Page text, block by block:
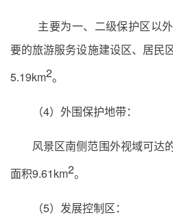
主要为一、二级保护区以
要的旅游服务设施建设区、居民
5.19km2。
（4）外围保护地带：
风景区南侧范围外视域可达
面积9.61km2。
（5）发展控制区：